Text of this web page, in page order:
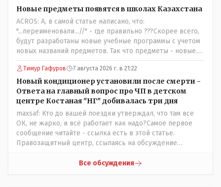
трагедии, то есть 29 июля, когда спешно установили и
воду, и новые кондиционеры, и впервые поставили
температурный режим на контроль. То есть первая
часть - информация до трагедии, вторая часть -
информация после трагедии, когда все уже было
Новые предметы появятся в школах Казахстана
ACROS: А, в самой статье написано, что:
"...переименовали...//" - где правильно ???Скорее всего,
будут разработаны новые учебные программы с учетом
новых названий предметов. Так что предметы - новые.
Хоть и переименованные)
Тимур Гафуров 7 августа 2026 г. в 21:22
Новый кондиционер установили после смерти -
Ответа на главный вопрос про ЧП в детском
центре Костаная "НГ" добивалась три дня
maxsaf: Кто до вашей поездки утверждал, что там все
ОК, не жарко, и всё работает как надо?Самое первое
сообщение читайте - ссылка есть в этой статье.
Правозащитный центр, ссылаясь на обсуждение
прислали ему в виде аудиосообщений, пишет, что
Все обсуждения